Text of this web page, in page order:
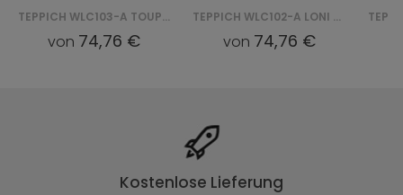
TEPPICH WLC103-A TOUPE LONI
von 74,76 €
TEPPICH WLC102-A LONI - BIAŁY
von 74,76 €
Kostenlose Lieferung